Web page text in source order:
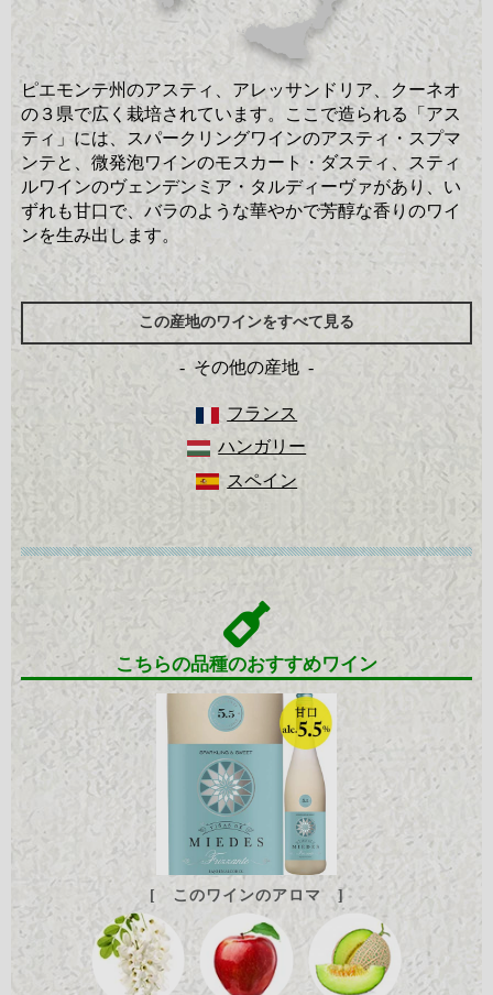
ピエモンテ州のアスティ、アレッサンドリア、クーネオ
の３県で広く栽培されています。 ここで造られる「アス
ティ」には、スパークリングワインのアスティ・スプマ
ンテと、 微発泡ワインのモスカート・ダスティ、スティ
ルワインのヴェンデンミア・タルディーヴァがあり、い
ずれも甘口で、バラのような華やかで芳醇な香りのワイ
ンを生み出します。
この産地のワインをすべて見る
その他の産地
フランス
ハンガリー
スペイン
こちらの品種のおすすめワイン
[ このワインのアロマ ]